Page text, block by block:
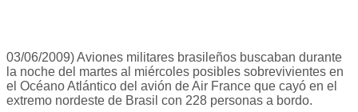
03/06/2009) Aviones militares brasileños buscaban durante
la noche del martes al miércoles posibles sobrevivientes en
el Océano Atlántico del avión de Air France que cayó en el
extremo nordeste de Brasil con 228 personas a bordo.